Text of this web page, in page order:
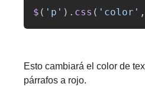
$ ( ' p ' ). css ( ' color ' ,
Esto cambiará el color de
párrafos a rojo.